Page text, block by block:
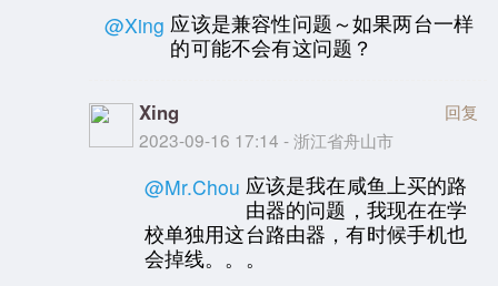
@Xing 应该是兼容性问题～如果两台一样
的可能不会有这问题？
Xing
2023-09-16 17:14 - 浙江省舟山市
回复
@Mr.Chou 应该是我在咸鱼上买的路
由器的问题，我现在在学
校单独用这台路由器，有时候手机也
会掉线。。。